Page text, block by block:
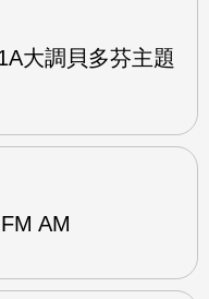
大調貝多芬主題
AM